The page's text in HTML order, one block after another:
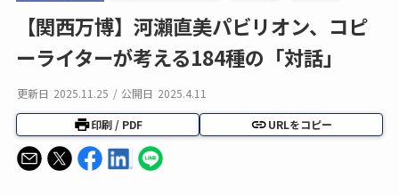
【関西万博】河瀨直美パビリオン、コピ
ーライターが考える184種の「対話」
更新日 2025.11.25 / 公開日 2025.4.11
印刷 / PDF URLをコピー